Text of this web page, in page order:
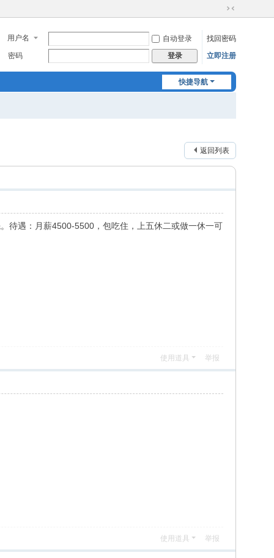
切
到
窄
用户名 自动登录
找回密码
密码
登录 立即注册
快捷导航
返回列表
待遇：月薪4500-5500，包吃住，上五休二或做一休一可
使用道具 举报
使用道具 举报